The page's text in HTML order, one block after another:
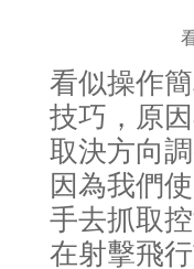
看似操作
技巧 ， 原
取決方向
因為我們
手去抓取
在射擊飛